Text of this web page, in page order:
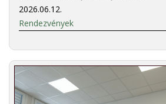
2026.06.12.
Rendezvények